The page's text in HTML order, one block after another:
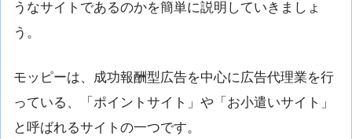
うなサイトであるのかを簡単に説明していきましょ
う。
モッピーは、成功報酬型広告を中心に広告代理業を行
っている、「ポイントサイト」や「お小遣いサイト」
と呼ばれるサイトの一つです。